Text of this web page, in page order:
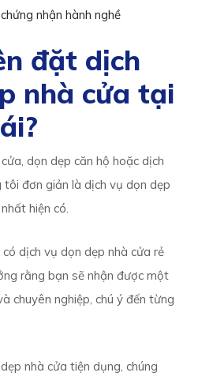
nhận hành nghề
đặt dịch
nhà cửa tại
dọn dẹp căn hộ hoặc dịch
tôi đơn giản là dịch vụ dọn dẹp
hiện có.
dịch vụ dọn dẹp nhà cửa rẻ
rằng bạn sẽ nhận được một
chuyên nghiệp, chú ý đến từng
nhà cửa tiện dụng, chúng